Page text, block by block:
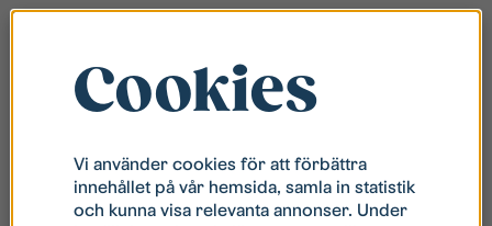
Cookies
Vi använder cookies för att förbättra
innehållet på vår hemsida, samla in statistik
och kunna visa relevanta annonser. Under